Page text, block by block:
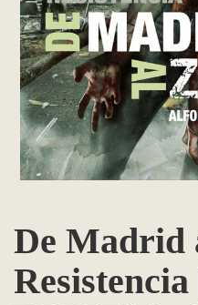
De Madrid